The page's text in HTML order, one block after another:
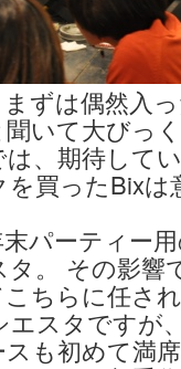
ずは偶然入
いて大びっ
、期待して
買ったBixは
パーティー
。 その影響
ちらに任さ
スタですが
も初めて満